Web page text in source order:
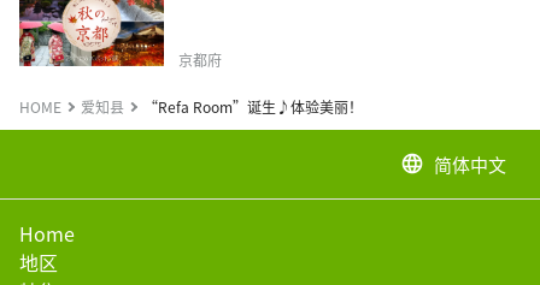
京都府
HOME 爱知县 “Refa Room”诞生♪体验美丽！
language 简体中文
Home
地区